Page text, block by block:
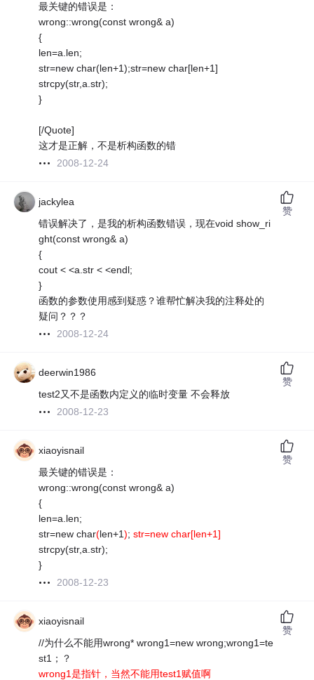
最关键的错误是：
wrong::wrong(const wrong& a)
{
len=a.len;
str=new char(len+1);str=new char[len+1]
strcpy(str,a.str);
}
[/Quote]
这才是正解，不是析构函数的错
2008-12-24
jackylea
错误解决了，是我的析构函数错误，现在void show_ri
ght(const wrong& a)
{
cout < <a.str < <endl;
}
函数的参数使用感到疑惑？谁帮忙解决我的注释处的
疑问？？？
2008-12-24
赞
deerwin1986
test2又不是函数内定义的临时变量 不会释放
2008-12-23
赞
xiaoyisnail
最关键的错误是：
wrong::wrong(const wrong& a)
{
len=a.len;
str=new char(len+1);str=new char[len+1]
strcpy(str,a.str);
}
2008-12-23
赞
xiaoyisnail
//为什么不能用wrong* wrong1=new wrong;wrong1=te
st1；？
wrong1是指针，当然不能用test1赋值啊
赞